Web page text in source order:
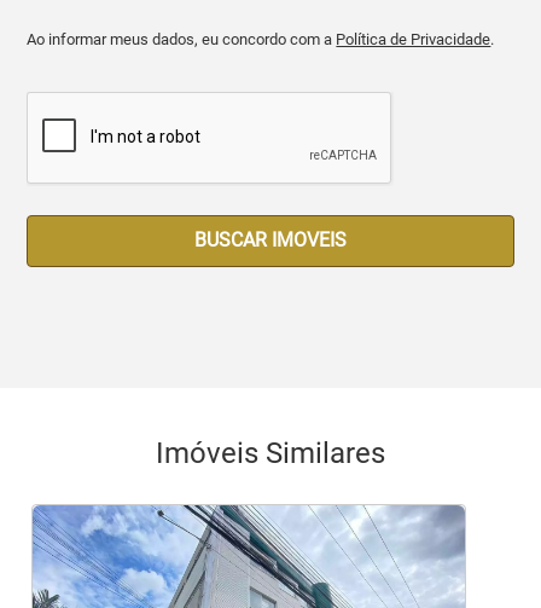
Ao informar meus dados, eu concordo com a Política de Privacidade.
BUSCAR IMOVEIS
Imóveis Similares